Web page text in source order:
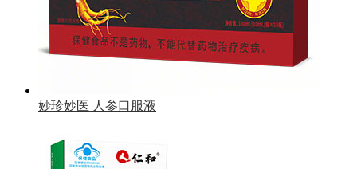
妙珍妙医 人参口服液